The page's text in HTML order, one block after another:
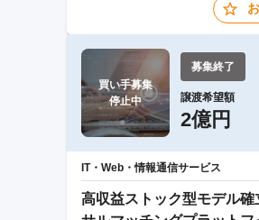
買い手募集
停止中
募集終了
譲渡希望額
2億円
IT・Web・情報通信サービス
高収益ストック型モデル確